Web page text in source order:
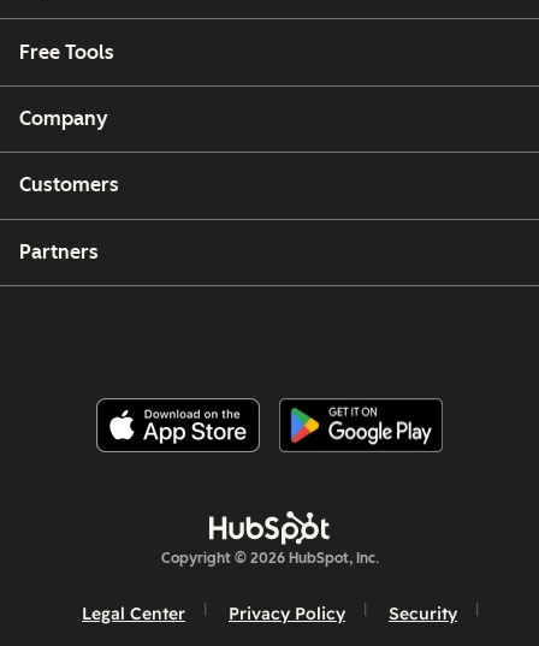
Free Tools
Company
Customers
Partners
Copyright © 2026 HubSpot, Inc.
Legal Center Privacy Policy Security